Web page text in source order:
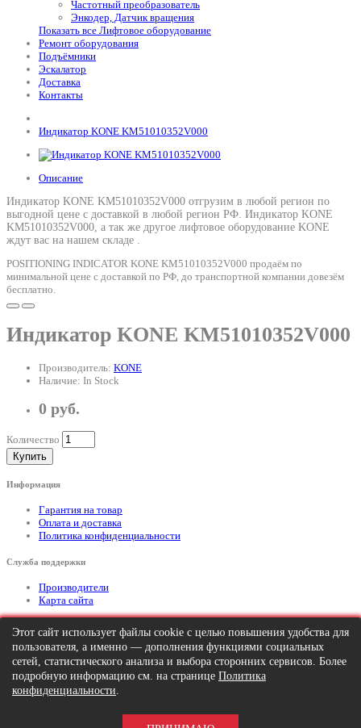
Частотный преобразователь
Энкодер, Датчик вращения
Показать все Лифтовое оборудование
Ремонт оборудования
Подъёмники
Эскалатор
Доставка
Контакты
Индикатор KONE KM51010352V000
Описание
Индикатор KONE KM51010352V000 отгрузим в любой регион по
выгодной цене с доставкой в любой регион РФ. Индикатор KONE
KM51010352V000, а так же другое лифтовое оборудование KONE
ждут вас на нашем складе .
POSITIONING INDICATOR KONE KM51010352V000 продаём по
минимальной цене с доставкой по РФ, до транспортной компании довезём
бесплатно.
Индикатор KONE KM51010352V000
Производитель: KONE
Наличие: In Stock
0 руб.
Количество
Купить
Информация
Гарантия на товар
Оплата и доставка
Политика конфиденциальности
Служба поддержки
Производители
Карта сайта
Дополнительно
Тел: +7 (495) 646-82-95 mailto:info@apexx.ru
Вся информация и цены на товар, размещенные на данном сайте, носят
информационный характер и ни при каких обстоятельствах не является
публичной офертой!
Этот сайт использует файлы cookie с целью повышения удобства для
пользователя, а именно — дополнения функциями социальных
сетей, статистического анализа и выбора сторонних сервисов. Более
подробную информацию см. на странице Политика
конфиденциальности.